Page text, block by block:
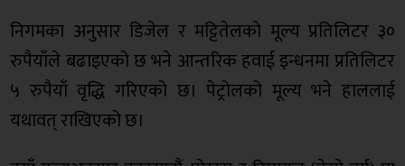
निगमका अनुसार डिजेल र मट्टितेलको मूल्य प्रतिलिटर ३०
रुपैयाँले बढाइएको छ भने आन्तरिक हवाई इन्धनमा प्रतिलिटर
५ रुपैयाँ वृद्धि गरिएको छ। पेट्रोलको मूल्य भने हाललाई
यथावत् राखिएको छ।